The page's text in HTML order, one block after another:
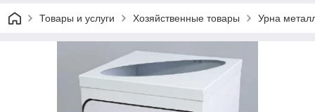
Товары и услуги Хозяйственные товары Урна